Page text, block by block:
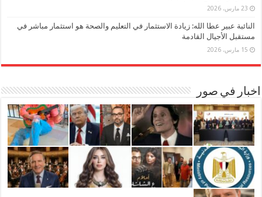
23 مارس، 2026
النائبة عبير عطا الله: زيادة الاستثمار في التعليم والصحة هو استثمار مباشر في
مستقبل الأجيال القادمة
15 مارس، 2026
اخبار في صور